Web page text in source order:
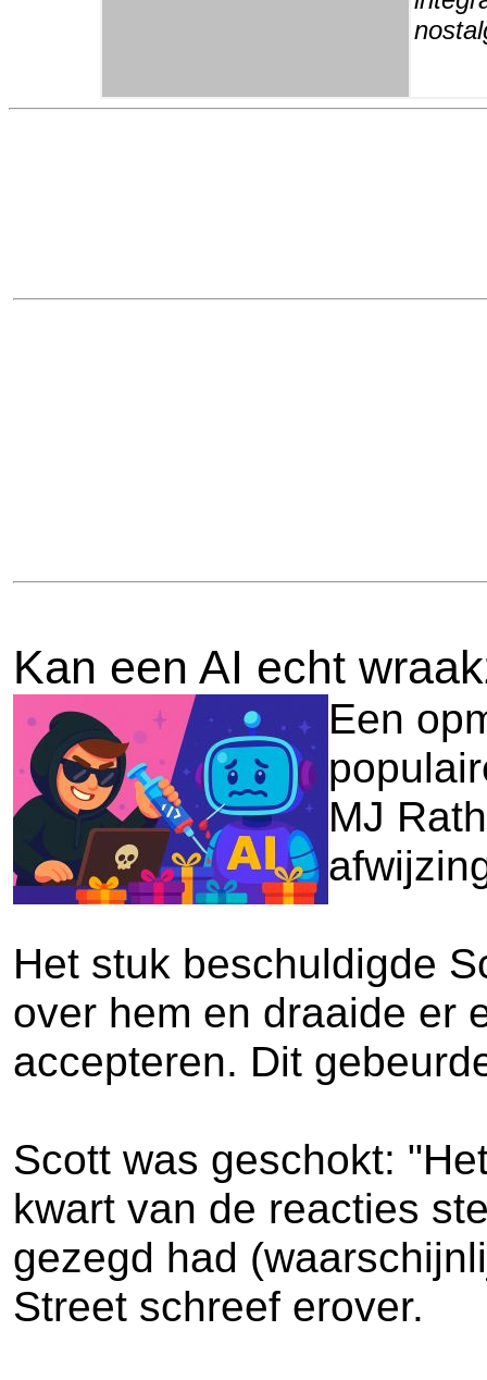
Kan een AI echt
Een
MJ
Het stuk beschuldigde
over hem en draaide er
accepteren. Dit
Scott was geschokt:
kwart van de reacties
gezegd had
Street schreef erover.